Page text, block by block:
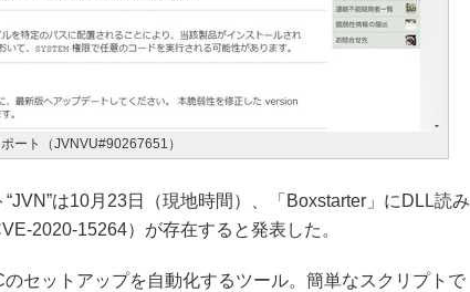
ート（JVNVU#90267651）
は10月23日（現地時間）、「Boxstarter」にDLL読み
2020-15264）が存在すると発表した。
セットアップを自動化するツール。簡単なスクリプトで